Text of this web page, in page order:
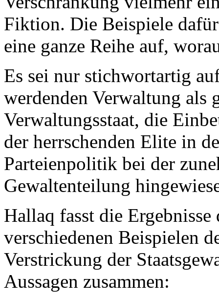
Fiktion. Die Beispiele
eine ganze Reihe auf,
Es sei nur stichwortartig
werdenden Verwaltung als
Verwaltungsstaat, die
der herrschenden Elite in
Parteienpolitik bei der
Gewaltenteilung
Hallaq fasst die
verschiedenen Beispielen
Verstrickung der
Aussagen zusammen: